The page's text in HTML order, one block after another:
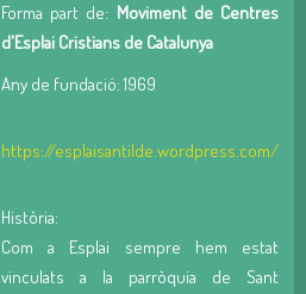
Forma part de: Moviment de Centres
d'Esplai Cristians de Catalunya
Any de fundació: 1969
https://esplaisantilde.wordpress.com/
Història:
Com a Esplai sempre hem estat
vinculats a la parròquia de Sant